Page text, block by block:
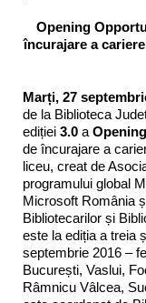
Opening
încurajare a
Marți, 27
de la Biblioteca
ediției 3.0 a
de încurajare a
liceu, creat de
programului global
Microsoft România
Bibliotecarilor și
este la ediția a treia
septembrie 2016 –
București, Vaslui,
Râmnicu Vâlcea,